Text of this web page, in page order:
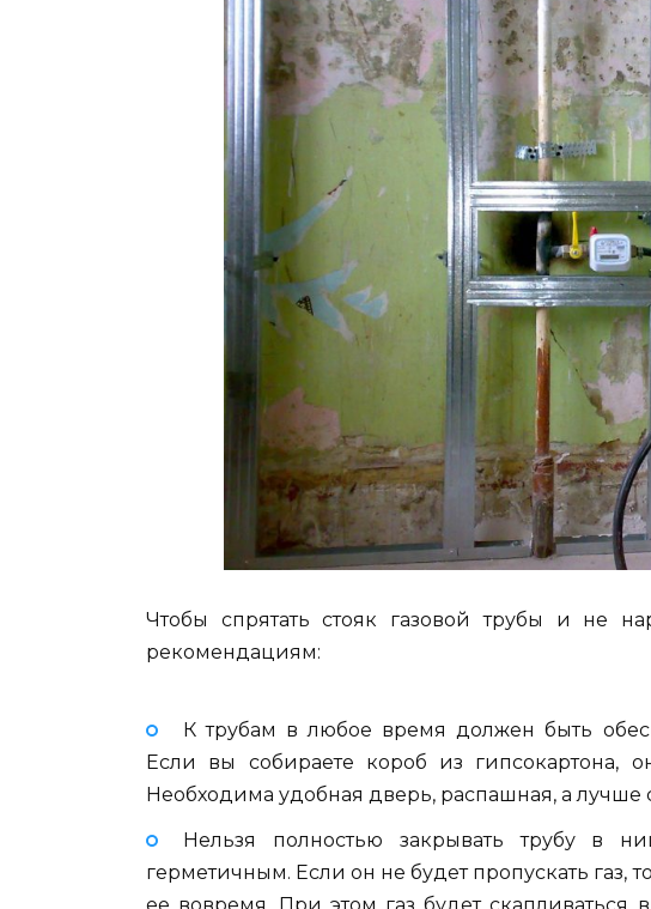
Чтобы спрятать стояк газовой трубы и не
рекомендациям:
К трубам в любое время должен быть
Если вы собираете короб из гипсокартона,
Необходима удобная дверь, распашная, а лучше
Нельзя полностью закрывать трубу в
герметичным. Если он не будет пропускать газ,